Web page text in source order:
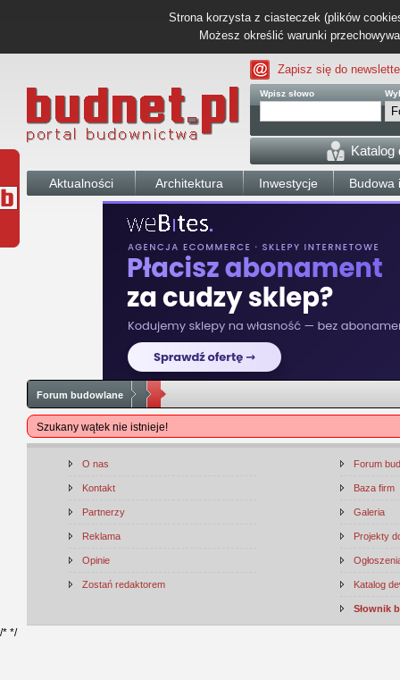
Strona korzysta z ciasteczek (plików
Możesz określić warunki
Zapisz się do
Wpisz słowo
Katalog
Aktualności Architektura Inwestycje Budowa
Forum budowlane
Szukany wątek nie istnieje!
O nas
Kontakt
Partnerzy
Reklama
Opinie
Zostań redaktorem
Forum
Baza firm
Galeria
Projekty
Katalog
Słownik
/* */